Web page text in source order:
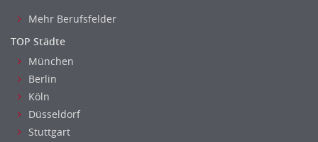
Mehr Berufsfelder
TOP Städte
München
Berlin
Köln
Düsseldorf
Stuttgart